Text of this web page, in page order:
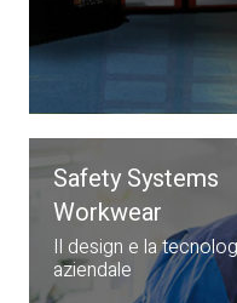
Safety Systems
Workwear
Il design e la
aziendale